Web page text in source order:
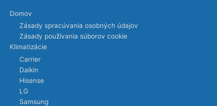
Domov
Zásady spracúvania osobných údajov
Zásady používania súborov cookie
Klimatizácie
Carrier
Daikin
Hisense
LG
Samsung